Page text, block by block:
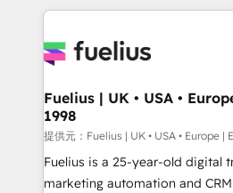
sure you can actually use it,
for you and execute it on HubSpot. We are
framework, meaning we've
HubSpot and vetted by the
can support public sector
other ones listed in our profile. Our services: -
HubSpot implementation - HubSpot CMS website
Fuelius | UK • USA •
1998
提供元：Fuelius | UK • USA • Europe |
Fuelius is a 25-year-old digital
marketing automation and CRM